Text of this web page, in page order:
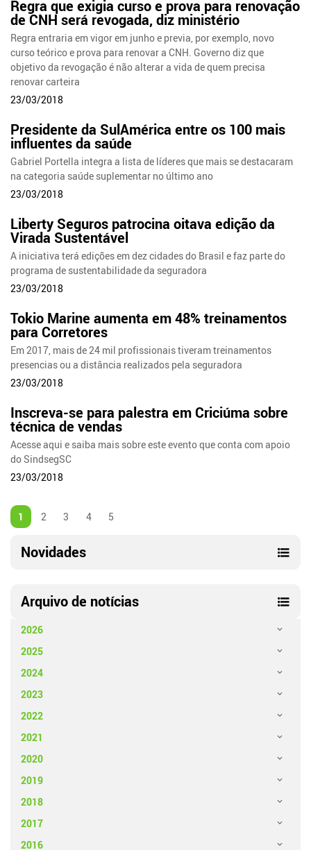
Regra que exigia curso e prova para renovação
de CNH será revogada, diz ministério
Regra entraria em vigor em junho e previa, por exemplo, novo
curso teórico e prova para renovar a CNH. Governo diz que
objetivo da revogação é não alterar a vida de quem precisa
renovar carteira
23/03/2018
Presidente da SulAmérica entre os 100 mais
influentes da saúde
Gabriel Portella integra a lista de líderes que mais se destacaram
na categoria saúde suplementar no último ano
23/03/2018
Liberty Seguros patrocina oitava edição da
Virada Sustentável
A iniciativa terá edições em dez cidades do Brasil e faz parte do
programa de sustentabilidade da seguradora
23/03/2018
Tokio Marine aumenta em 48% treinamentos
para Corretores
Em 2017, mais de 24 mil profissionais tiveram treinamentos
presencias ou a distância realizados pela seguradora
23/03/2018
Inscreva-se para palestra em Criciúma sobre
técnica de vendas
Acesse aqui e saiba mais sobre este evento que conta com apoio
do SindsegSC
23/03/2018
1 2 3 4 5
Novidades
Arquivo de notícias
2026
2025
2024
2023
2022
2021
2020
2019
2018
2017
2016